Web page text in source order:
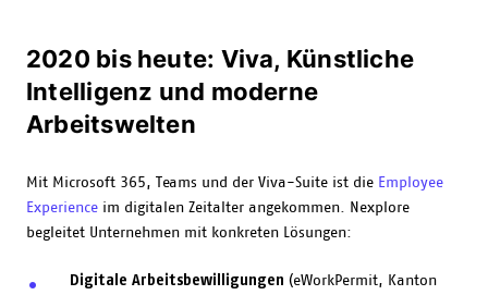
2020 bis heute: Viva, Künstliche
Intelligenz und moderne
Arbeitswelten
Mit Microsoft 365, Teams und der Viva-Suite ist die Employee
Experience im digitalen Zeitalter angekommen. Nexplore
begleitet Unternehmen mit konkreten Lösungen:
Digitale Arbeitsbewilligungen (eWorkPermit, Kanton